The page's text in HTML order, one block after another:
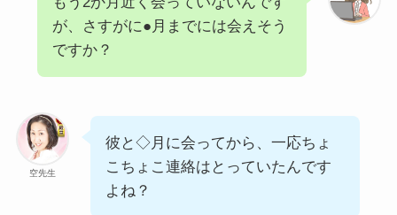
が、さすがに●月までには会えそう
ですか？
空先生
彼と◇月に会ってから、一応ちょ
こちょこ連絡はとっていたんです
よね？